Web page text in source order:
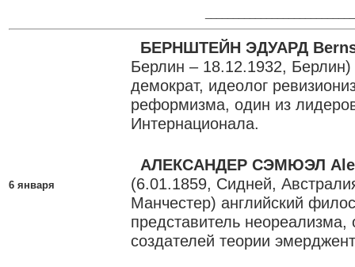
6 января
БЕРНШТЕЙН ЭДУАРД
Берлин – 18.12.1932,
демократ, идеолог
реформизма, один из
Интернационала.
АЛЕКСАНДЕР СЭМЮЭЛ
(6.01.1859, Сидней,
Манчестер) английский
представитель неореализма,
создателей теории